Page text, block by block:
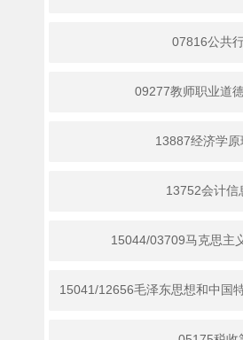
07816公共
09277教师职业道
13887经济学
13752会计信
15044/03709马克思主
15041/12656毛泽东思想和中国